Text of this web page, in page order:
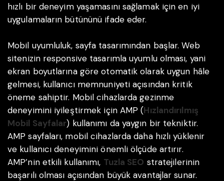
hızlı bir deneyim yaşamasını sağlamak için en iyi
uygulamaların bütününü ifade eder.
Mobil uyumluluk, sayfa tasarımından başlar. Web
sitenizin responsive tasarımla uyumlu olması, yani
ekran boyutlarına göre otomatik olarak uygun hâle
gelmesi, kullanıcı memnuniyeti açısından kritik
öneme sahiptir. Mobil cihazlarda gezinme
deneyimini iyileştirmek için AMP (Hızlandırılmış
Mobil Sayfalar) kullanımı da yaygın bir tekniktir.
AMP sayfaları, mobil cihazlarda daha hızlı yüklenir
ve kullanıcı deneyimini önemli ölçüde artırır.
AMP’nin etkili kullanımı, Tuzla SEO stratejilerinin
başarılı olması açısından büyük avantajlar sunar.